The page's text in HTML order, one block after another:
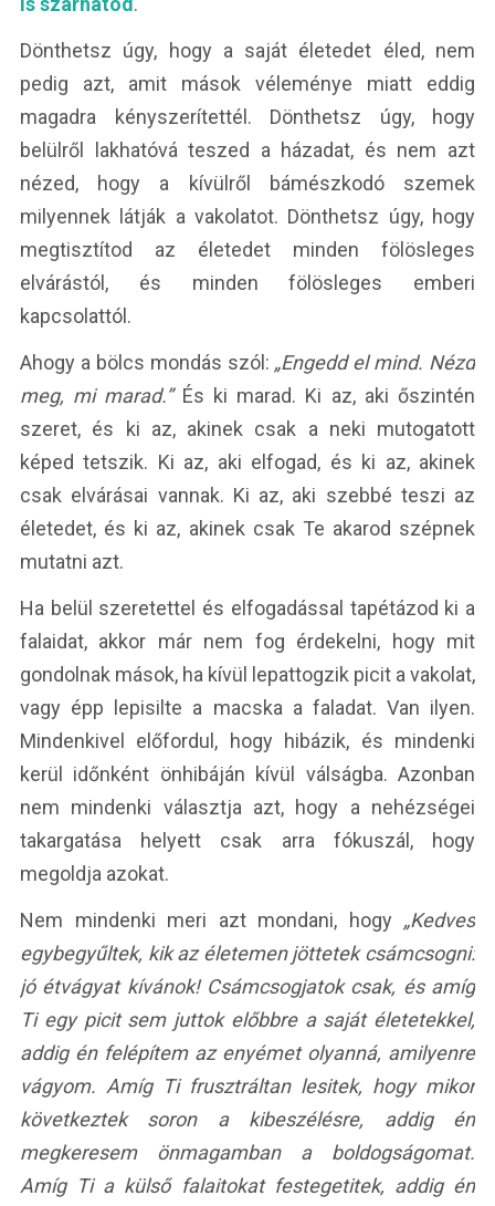
Dönthetsz úgy, hogy a saját életedet éled, nem
pedig azt, amit mások véleménye miatt eddig
magadra kényszerítettél. Dönthetsz úgy, hogy
belülről lakhatóvá teszed a házadat, és nem azt
nézed, hogy a kívülről bámészkodó szemek
milyennek látják a vakolatot. Dönthetsz úgy, hogy
megtisztítod az életedet minden fölösleges
elvárástól, és minden fölösleges emberi
kapcsolattól.
Ahogy a bölcs mondás szól: „Engedd el mind. Nézd
meg, mi marad.”És ki marad. Ki az, aki őszintén
szeret, és ki az, akinek csak a neki mutogatott
képed tetszik. Ki az, aki elfogad, és ki az, akinek
csak elvárásai vannak. Ki az, aki szebbé teszi az
életedet, és ki az, akinek csak Te akarod szépnek
mutatni azt.
Ha belül szeretettel és elfogadással tapétázod ki a
falaidat, akkor már nem fog érdekelni, hogy mit
gondolnak mások, ha kívül lepattogzik picit a vakolat,
vagy épp lepisilte a macska a faladat. Van ilyen.
Mindenkivel előfordul, hogy hibázik, és mindenki
kerül időnként önhibáján kívül válságba. Azonban
nem mindenki választja azt, hogy a nehézségei
takargatása helyett csak arra fókuszál, hogy
megoldja azokat.
Nem mindenki meri azt mondani, hogy „Kedves
egybegyűltek, kik az életemen jöttetek csámcsogni:
jó étvágyat kívánok! Csámcsogjatok csak, és amíg
Ti egy picit sem juttok előbbre a saját életetekkel,
addig én felépítem az enyémet olyanná, amilyenre
vágyom. Amíg Ti frusztráltan lesitek, hogy mikor
következtek soron a kibeszélésre, addig én
megkeresem önmagamban a boldogságomat.
Amíg Ti a külső falaitokat festegetitek, addig én